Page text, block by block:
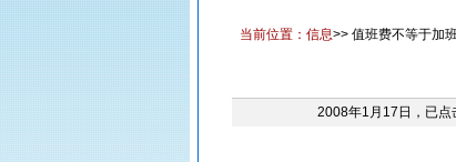
当前位置： 信息>> 值班费不等于加
2008年1月17日，已